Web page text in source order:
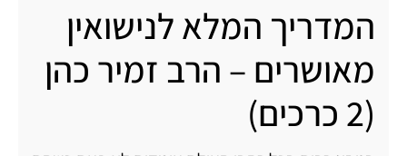
המדריך המלא לנישואין
מאושרים – הרב זמיר כהן
(2 כרכים)